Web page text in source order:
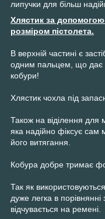
липучки для більш
Хлястик за
розміром пістолета.
В верхній частині є
одним пальцем, що дає
кобури!
Хлястик чохла під
Також на віділення для
яка надійно фіксує сам
його витягання.
Кобура добре тримає
Так як
дуже легка в
відчувається на ремені.